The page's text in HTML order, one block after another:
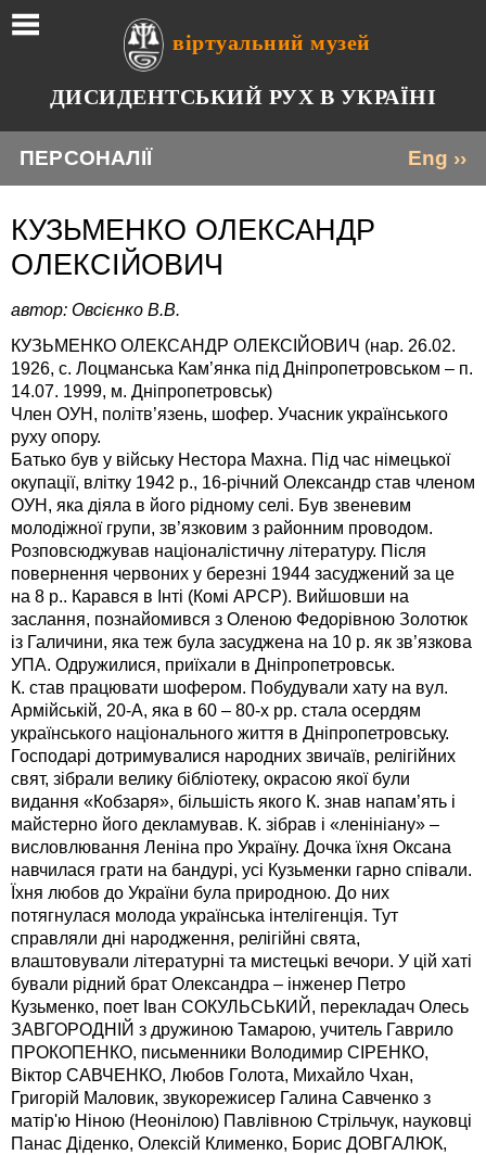
віртуальний музей
ДИСИДЕНТСЬКИЙ РУХ В УКРАЇНІ
Eng ››
ПЕРСОНАЛІЇ
КУЗЬМЕНКО ОЛЕКСАНДР
ОЛЕКСІЙОВИЧ
автор: Овсієнко В.В.
КУЗЬМЕНКО ОЛЕКСАНДР ОЛЕКСІЙОВИЧ (нар. 26.02.
1926, с. Лоцманська Кам’янка під Дніпропетровськом – п.
14.07. 1999, м. Дніпропетровськ)
Член ОУН, політв’язень, шофер. Учасник українського
руху опору.
Батько був у війську Нестора Махна. Під час німецької
окупації, влітку 1942 р., 16-річний Олександр став членом
ОУН, яка діяла в його рідному селі. Був звеневим
молодіжної групи, зв’язковим з районним проводом.
Розповсюджував націоналістичну літературу. Після
повернення червоних у березні 1944 засуджений за це
на 8 р.. Карався в Інті (Комі АРСР). Вийшовши на
заслання, познайомився з Оленою Федорівною Золотюк
із Галичини, яка теж була засуджена на 10 р. як зв’язкова
УПА. Одружилися, приїхали в Дніпропетровськ.
К. став працювати шофером. Побудували хату на вул.
Армійській, 20-А, яка в 60 – 80-х рр. стала осердям
українського національного життя в Дніпропетровську.
Господарі дотримувалися народних звичаїв, релігійних
свят, зібрали велику бібліотеку, окрасою якої були
видання «Кобзаря», більшість якого К. знав напам’ять і
майстерно його декламував. К. зібрав і «ленініану» –
висловлювання Леніна про Україну. Дочка їхня Оксана
навчилася грати на бандурі, усі Кузьменки гарно співали.
Їхня любов до України була природною. До них
потягнулася молода українська інтелігенція. Тут
справляли дні народження, релігійні свята,
влаштовували літературні та мистецькі вечори. У цій хаті
бували рідний брат Олександра – інженер Петро
Кузьменко, поет Іван СОКУЛЬСЬКИЙ, перекладач Олесь
ЗАВГОРОДНІЙ з дружиною Тамарою, учитель Гаврило
ПРОКОПЕНКО, письменники Володимир СІРЕНКО,
Віктор САВЧЕНКО, Любов Голота, Михайло Чхан,
Григорій Маловик, звукорежисер Галина Савченко з
матір'ю Ніною (Неонілою) Павлівною Стрільчук, науковці
Панас Діденко, Олексій Клименко, Борис ДОВГАЛЮК,